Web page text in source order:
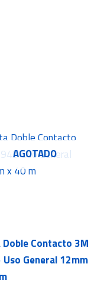
AGOTADO
Doble Contacto 3M
General 12mm